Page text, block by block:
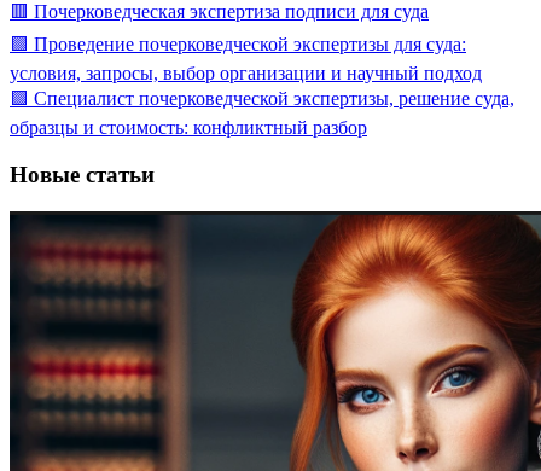
🟥 Почерковедческая экспертиза подписи для суда
🟩 Проведение почерковедческой экспертизы для суда:
условия, запросы, выбор организации и научный подход
🟩 Специалист почерковедческой экспертизы, решение суда,
образцы и стоимость: конфликтный разбор
Новые статьи